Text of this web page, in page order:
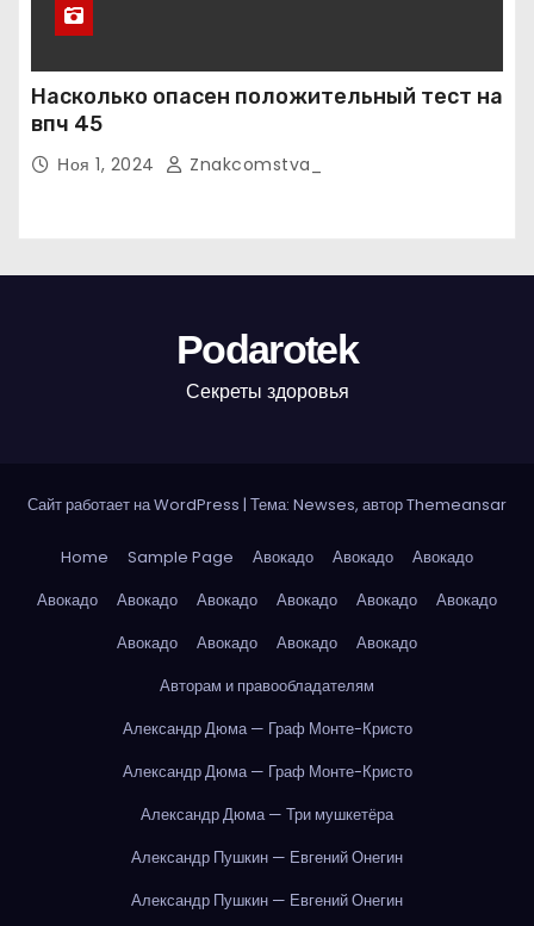
Насколько опасен положительный тест на
впч 45
Ноя 1, 2024 Znakcomstva_
Podarotek
Секреты здоровья
Сайт работает на WordPress | Тема: Newses, авторThemeansar
Home Sample Page Авокадо Авокадо
Авокадо
Авокадо
Авокадо Авокадо Авокадо Авокадо
Авокадо
Авокадо
Авокадо Авокадо
Авокадо
Авторам и правообладателям
Александр Дюма — Граф Монте-Кристо
Александр Дюма — Граф Монте-Кристо
Александр Дюма — Три мушкетёра
Александр Пушкин — Евгений Онегин
Александр Пушкин — Евгений Онегин